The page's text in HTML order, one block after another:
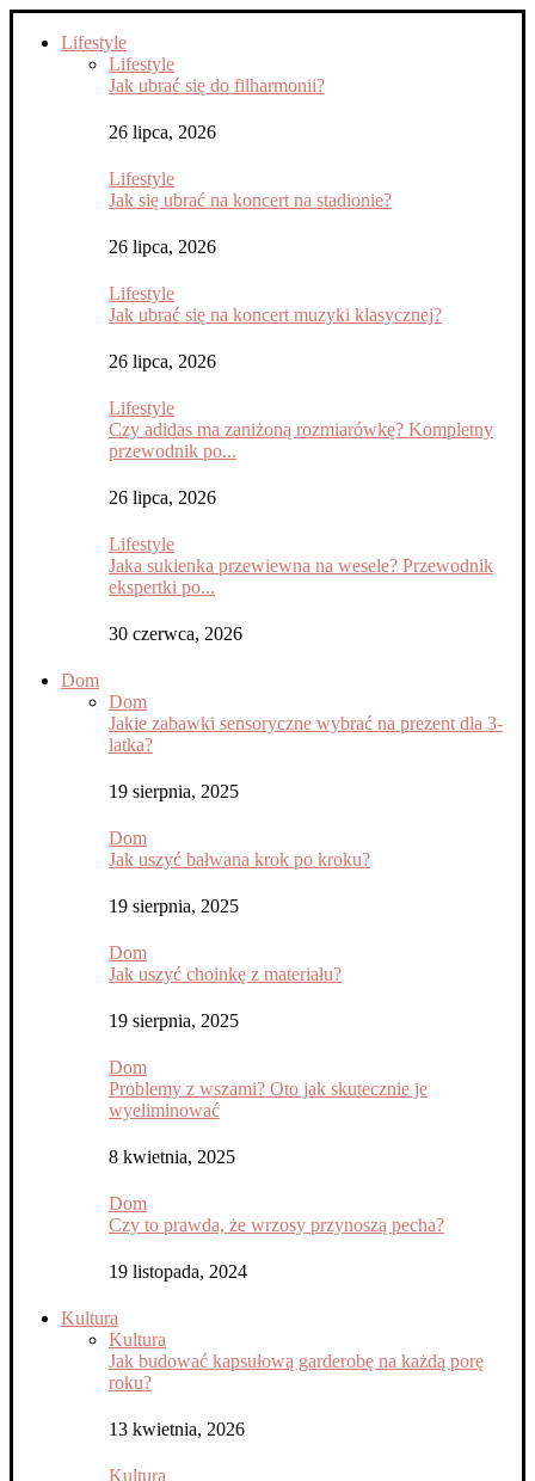
Lifestyle
Lifestyle
Jak ubrać się do filharmonii?
26 lipca, 2026
Lifestyle
Jak się ubrać na koncert na stadionie?
26 lipca, 2026
Lifestyle
Jak ubrać się na koncert muzyki klasycznej?
26 lipca, 2026
Lifestyle
Czy adidas ma zaniżoną rozmiarówkę? Kompletny
przewodnik po...
26 lipca, 2026
Lifestyle
Jaka sukienka przewiewna na wesele? Przewodnik
ekspertki po...
30 czerwca, 2026
Dom
Dom
Jakie zabawki sensoryczne wybrać na prezent dla 3-
latka?
19 sierpnia, 2025
Dom
Jak uszyć bałwana krok po kroku?
19 sierpnia, 2025
Dom
Jak uszyć choinkę z materiału?
19 sierpnia, 2025
Dom
Problemy z wszami? Oto jak skutecznie je
wyeliminować
8 kwietnia, 2025
Dom
Czy to prawda, że wrzosy przynoszą pecha?
19 listopada, 2024
Kultura
Kultura
Jak budować kapsułową garderobę na każdą porę
roku?
13 kwietnia, 2026
Kultura